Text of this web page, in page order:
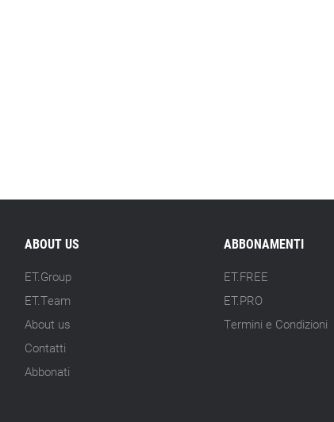
ABOUT US
ET.Group
ET.Team
About us
Contatti
Abbonati
ABBONAMENTI
ET.FREE
ET.PRO
Termini e Condizioni